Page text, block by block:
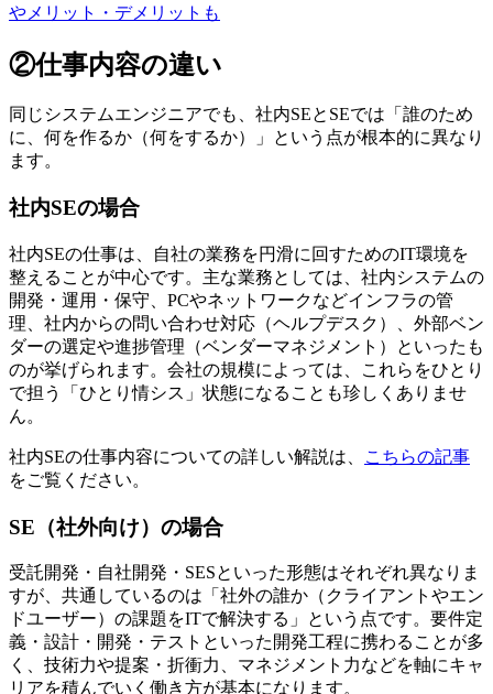
やメリット・デメリットも
②仕事内容の違い
同じシステムエンジニアでも、社内SEとSEでは「誰のため
に、何を作るか（何をするか）」という点が根本的に異なり
ます。
社内SEの場合
社内SEの仕事は、自社の業務を円滑に回すためのIT環境を
整えることが中心です。主な業務としては、社内システムの
開発・運用・保守、PCやネットワークなどインフラの管
理、社内からの問い合わせ対応（ヘルプデスク）、外部ベン
ダーの選定や進捗管理（ベンダーマネジメント）といったも
のが挙げられます。会社の規模によっては、
これらをひとり
で担う「ひとり情シス」状態になる ことも珍しくありませ
ん。
社内SEの仕事内容についての詳しい解説は、
こちらの記事
をご覧ください。
SE（社外向け）の場合
受託開発・自社開発・SESといった形態はそれぞれ異なりま
すが、共通しているのは「社外の誰か（クライアントやエン
ドユーザー）の課題をITで解決する」という点です。要件定
義・設計・開発・テストといった開発工程に携わることが多
く、 技術力や提案・折衝力、マネジメント力などを軸にキャ
リアを積んでいく働き方が基本になります。